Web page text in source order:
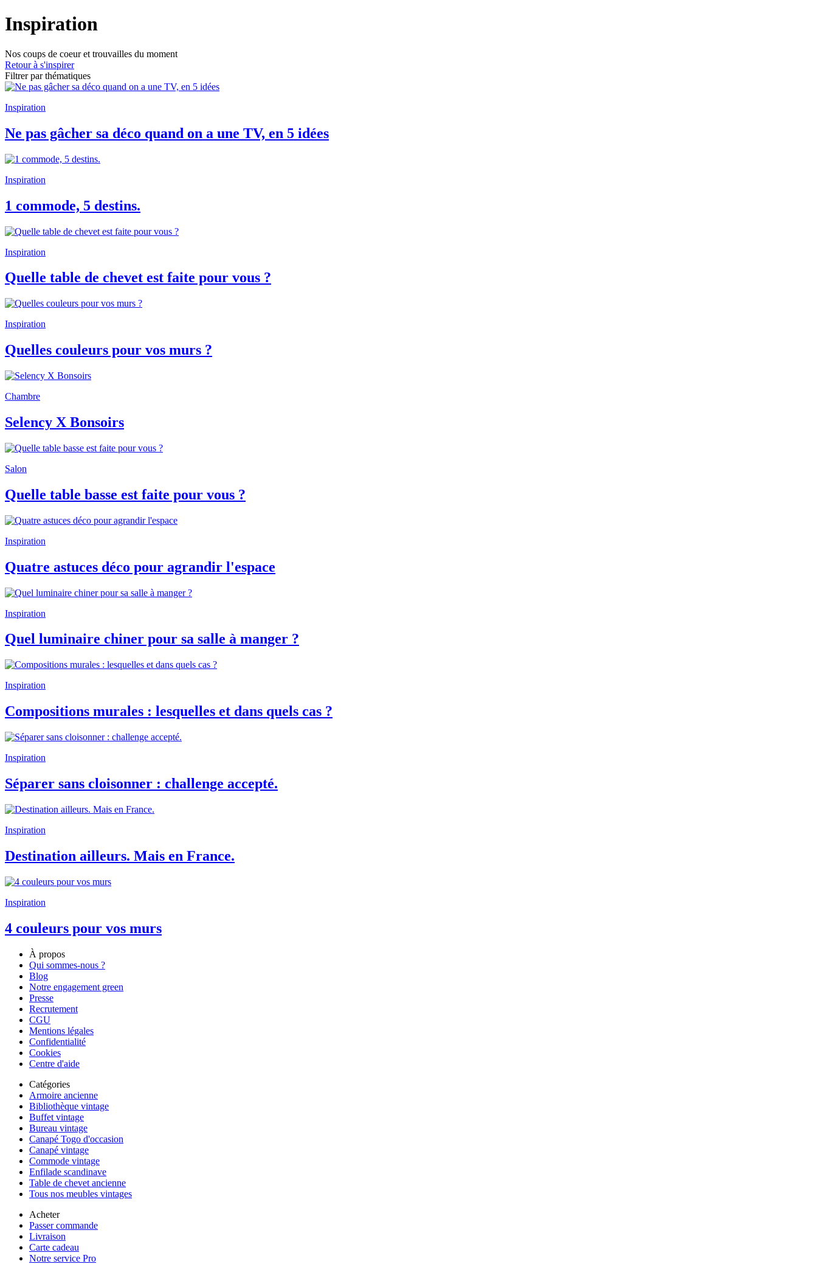
Inspiration
Nos coups de coeur et trouvailles du moment
Retour à s'inspirer
Filtrer par thématiques
Inspiration
Ne pas gâcher sa déco quand on a une TV, en 5 idées
Inspiration
1 commode, 5 destins.
Inspiration
Quelle table de chevet est faite pour vous ?
Inspiration
Quelles couleurs pour vos murs ?
Chambre
Selency X Bonsoirs
Salon
Quelle table basse est faite pour vous ?
Inspiration
Quatre astuces déco pour agrandir l'espace
Inspiration
Quel luminaire chiner pour sa salle à manger ?
Inspiration
Compositions murales : lesquelles et dans quels cas ?
Inspiration
Séparer sans cloisonner : challenge accepté.
Inspiration
Destination ailleurs. Mais en France.
Inspiration
4 couleurs pour vos murs
À propos
Qui sommes-nous ?
Blog
Notre engagement green
Presse
Recrutement
CGU
Mentions légales
Confidentialité
Cookies
Centre d'aide
Catégories
Armoire ancienne
Bibliothèque vintage
Buffet vintage
Bureau vintage
Canapé Togo d'occasion
Canapé vintage
Commode vintage
Enfilade scandinave
Table de chevet ancienne
Tous nos meubles vintages
Acheter
Passer commande
Livraison
Carte cadeau
Notre service Pro